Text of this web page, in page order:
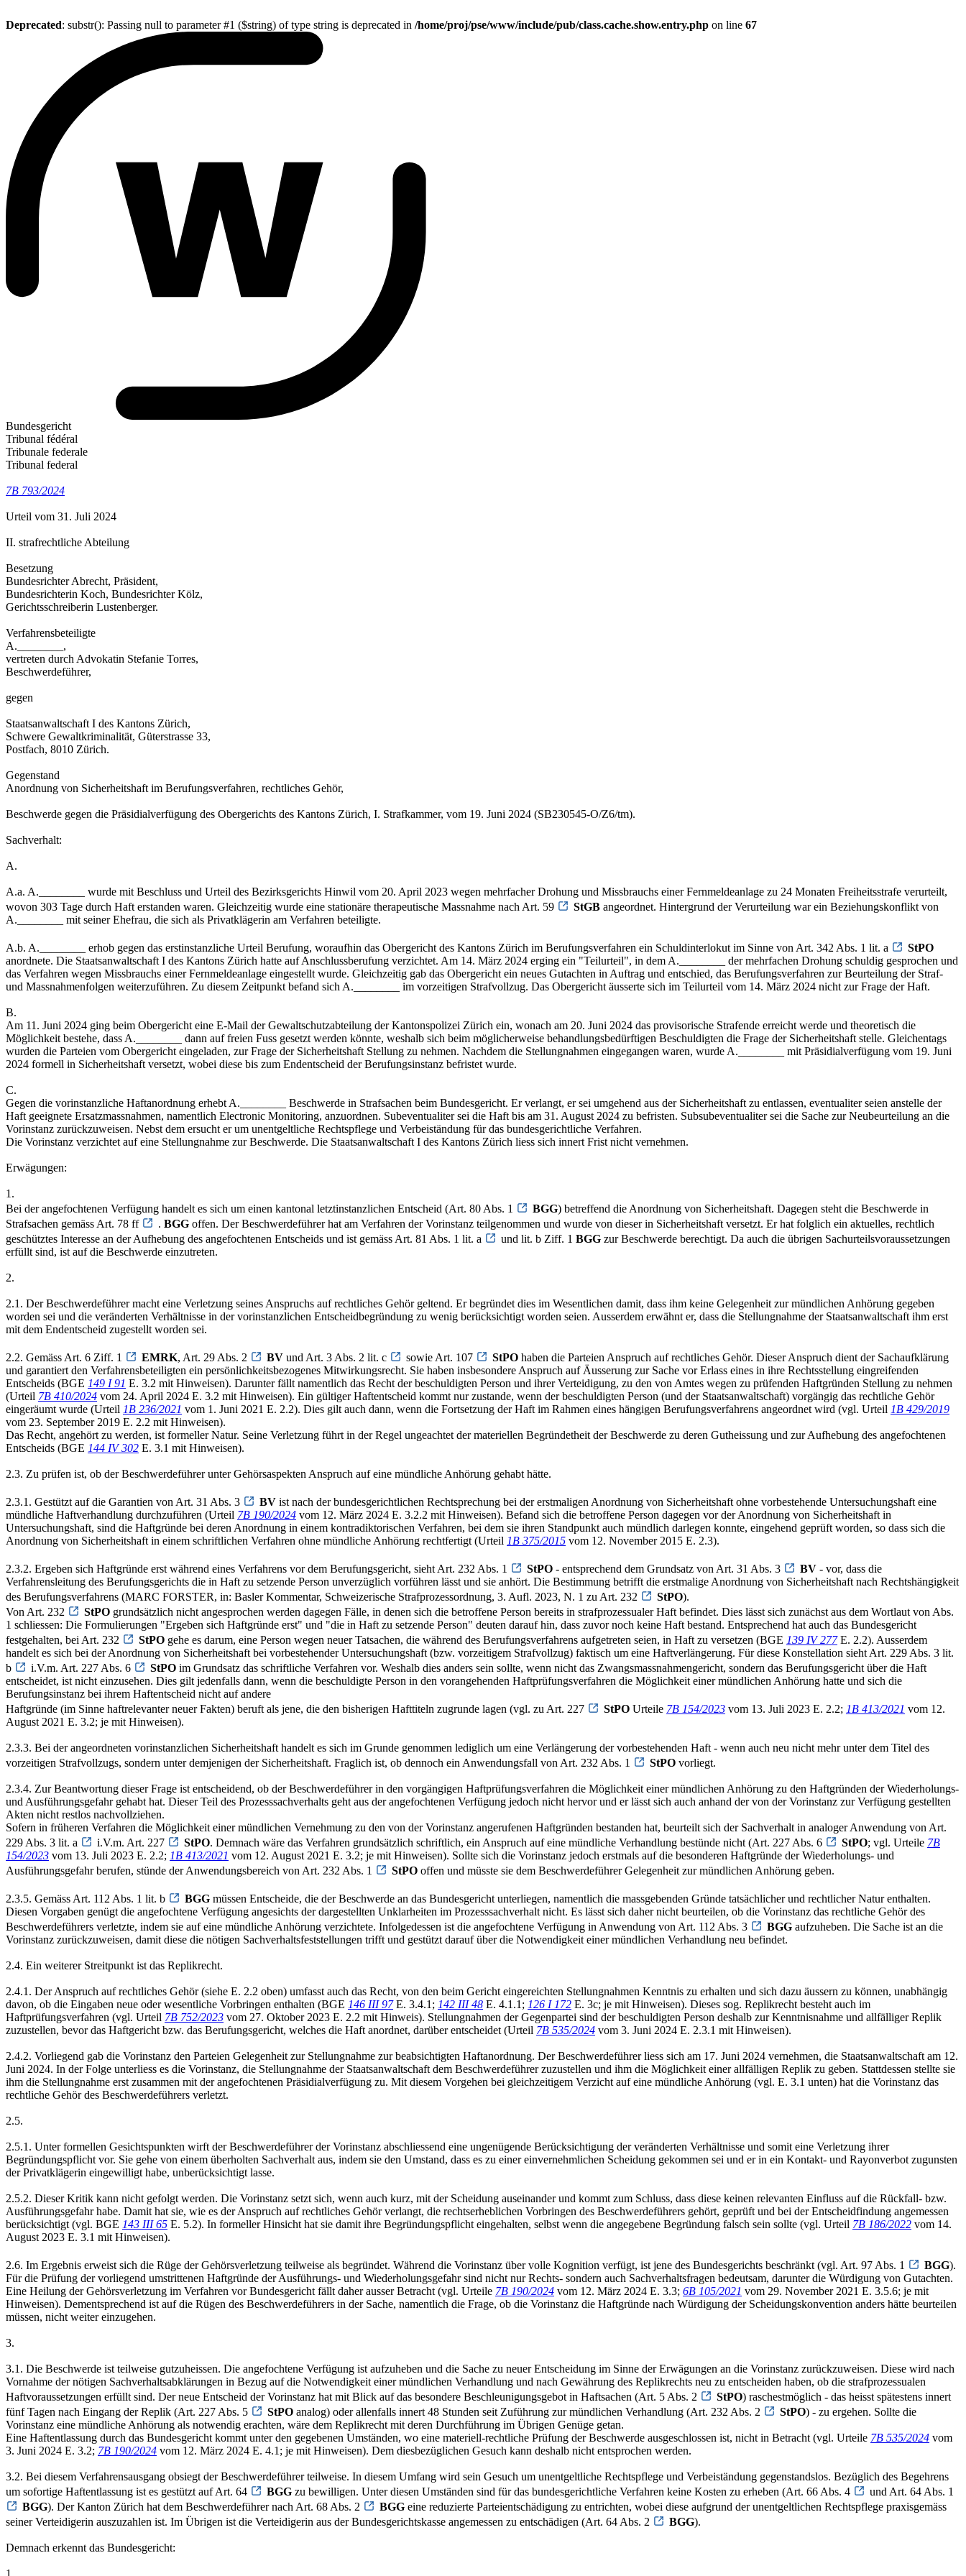
Deprecated: substr(): Passing null to parameter #1 ($string) of type string is deprecated in /home/proj/pse/www/include/pub/class.cache.show.entry.php on line 67
Bundesgericht
Tribunal fédéral
Tribunale federale
Tribunal federal
7B 793/2024
Urteil vom 31. Juli 2024
II. strafrechtliche Abteilung
Besetzung
Bundesrichter Abrecht, Präsident,
Bundesrichterin Koch, Bundesrichter Kölz,
Gerichtsschreiberin Lustenberger.
Verfahrensbeteiligte
A.________,
vertreten durch Advokatin Stefanie Torres,
Beschwerdeführer,
gegen
Staatsanwaltschaft I des Kantons Zürich,
Schwere Gewaltkriminalität, Güterstrasse 33,
Postfach, 8010 Zürich.
Gegenstand
Anordnung von Sicherheitshaft im Berufungsverfahren, rechtliches Gehör,
Beschwerde gegen die Präsidialverfügung des Obergerichts des Kantons Zürich, I. Strafkammer, vom 19. Juni 2024 (SB230545-O/Z6/tm).
Sachverhalt:
A.
A.a. A.________ wurde mit Beschluss und Urteil des Bezirksgerichts Hinwil vom 20. April 2023 wegen mehrfacher Drohung und Missbrauchs einer Fernmeldeanlage zu 24 Monaten Freiheitsstrafe verurteilt,
wovon 303 Tage durch Haft erstanden waren. Gleichzeitig wurde eine stationäre therapeutische Massnahme nach Art. 59
StGB angeordnet. Hintergrund der Verurteilung war ein Beziehungskonflikt von
A.________ mit seiner Ehefrau, die sich als Privatklägerin am Verfahren beteiligte.
A.b. A.________ erhob gegen das erstinstanzliche Urteil Berufung, woraufhin das Obergericht des Kantons Zürich im Berufungsverfahren ein Schuldinterlokut im Sinne von Art. 342 Abs. 1 lit. a
StPO
anordnete. Die Staatsanwaltschaft I des Kantons Zürich hatte auf Anschlussberufung verzichtet. Am 14. März 2024 erging ein "Teilurteil", in dem A.________ der mehrfachen Drohung schuldig gesprochen und
das Verfahren wegen Missbrauchs einer Fernmeldeanlage eingestellt wurde. Gleichzeitig gab das Obergericht ein neues Gutachten in Auftrag und entschied, das Berufungsverfahren zur Beurteilung der Straf-
und Massnahmenfolgen weiterzuführen. Zu diesem Zeitpunkt befand sich A.________ im vorzeitigen Strafvollzug. Das Obergericht äusserte sich im Teilurteil vom 14. März 2024 nicht zur Frage der Haft.
B.
Am 11. Juni 2024 ging beim Obergericht eine E-Mail der Gewaltschutzabteilung der Kantonspolizei Zürich ein, wonach am 20. Juni 2024 das provisorische Strafende erreicht werde und theoretisch die
Möglichkeit bestehe, dass A.________ dann auf freien Fuss gesetzt werden könnte, weshalb sich beim möglicherweise behandlungsbedürftigen Beschuldigten die Frage der Sicherheitshaft stelle. Gleichentags
wurden die Parteien vom Obergericht eingeladen, zur Frage der Sicherheitshaft Stellung zu nehmen. Nachdem die Stellungnahmen eingegangen waren, wurde A.________ mit Präsidialverfügung vom 19. Juni
2024 formell in Sicherheitshaft versetzt, wobei diese bis zum Endentscheid der Berufungsinstanz befristet wurde.
C.
Gegen die vorinstanzliche Haftanordnung erhebt A.________ Beschwerde in Strafsachen beim Bundesgericht. Er verlangt, er sei umgehend aus der Sicherheitshaft zu entlassen, eventualiter seien anstelle der
Haft geeignete Ersatzmassnahmen, namentlich Electronic Monitoring, anzuordnen. Subeventualiter sei die Haft bis am 31. August 2024 zu befristen. Subsubeventualiter sei die Sache zur Neubeurteilung an die
Vorinstanz zurückzuweisen. Nebst dem ersucht er um unentgeltliche Rechtspflege und Verbeiständung für das bundesgerichtliche Verfahren.
Die Vorinstanz verzichtet auf eine Stellungnahme zur Beschwerde. Die Staatsanwaltschaft I des Kantons Zürich liess sich innert Frist nicht vernehmen.
Erwägungen:
1.
Bei der angefochtenen Verfügung handelt es sich um einen kantonal letztinstanzlichen Entscheid (Art. 80 Abs. 1
BGG) betreffend die Anordnung von Sicherheitshaft. Dagegen steht die Beschwerde in
Strafsachen gemäss Art. 78 ff
. BGG offen. Der Beschwerdeführer hat am Verfahren der Vorinstanz teilgenommen und wurde von dieser in Sicherheitshaft versetzt. Er hat folglich ein aktuelles, rechtlich
geschütztes Interesse an der Aufhebung des angefochtenen Entscheids und ist gemäss Art. 81 Abs. 1 lit. a
und lit. b Ziff. 1 BGG zur Beschwerde berechtigt. Da auch die übrigen Sachurteilsvoraussetzungen
erfüllt sind, ist auf die Beschwerde einzutreten.
2.
2.1. Der Beschwerdeführer macht eine Verletzung seines Anspruchs auf rechtliches Gehör geltend. Er begründet dies im Wesentlichen damit, dass ihm keine Gelegenheit zur mündlichen Anhörung gegeben
worden sei und die veränderten Verhältnisse in der vorinstanzlichen Entscheidbegründung zu wenig berücksichtigt worden seien. Ausserdem erwähnt er, dass die Stellungnahme der Staatsanwaltschaft ihm erst
mit dem Endentscheid zugestellt worden sei.
2.2. Gemäss Art. 6 Ziff. 1 EMRK, Art. 29 Abs. 2 BV und Art. 3 Abs. 2 lit. c sowie Art. 107 StPO haben die Parteien Anspruch auf rechtliches Gehör. Dieser Anspruch dient der Sachaufklärung
und garantiert den Verfahrensbeteiligten ein persönlichkeitsbezogenes Mitwirkungsrecht. Sie haben insbesondere Anspruch auf Äusserung zur Sache vor Erlass eines in ihre Rechtsstellung eingreifenden
Entscheids (BGE 149 I 91 E. 3.2 mit Hinweisen). Darunter fällt namentlich das Recht der beschuldigten Person und ihrer Verteidigung, zu den von Amtes wegen zu prüfenden Haftgründen Stellung zu nehmen
(Urteil 7B 410/2024 vom 24. April 2024 E. 3.2 mit Hinweisen). Ein gültiger Haftentscheid kommt nur zustande, wenn der beschuldigten Person (und der Staatsanwaltschaft) vorgängig das rechtliche Gehör
eingeräumt wurde (Urteil 1B 236/2021 vom 1. Juni 2021 E. 2.2). Dies gilt auch dann, wenn die Fortsetzung der Haft im Rahmen eines hängigen Berufungsverfahrens angeordnet wird (vgl. Urteil 1B 429/2019
vom 23. September 2019 E. 2.2 mit Hinweisen).
Das Recht, angehört zu werden, ist formeller Natur. Seine Verletzung führt in der Regel ungeachtet der materiellen Begründetheit der Beschwerde zu deren Gutheissung und zur Aufhebung des angefochtenen
Entscheids (BGE 144 IV 302 E. 3.1 mit Hinweisen).
2.3. Zu prüfen ist, ob der Beschwerdeführer unter Gehörsaspekten Anspruch auf eine mündliche Anhörung gehabt hätte.
2.3.1. Gestützt auf die Garantien von Art. 31 Abs. 3 BV ist nach der bundesgerichtlichen Rechtsprechung bei der erstmaligen Anordnung von Sicherheitshaft ohne vorbestehende Untersuchungshaft eine
mündliche Haftverhandlung durchzuführen (Urteil 7B 190/2024 vom 12. März 2024 E. 3.2.2 mit Hinweisen). Befand sich die betroffene Person dagegen vor der Anordnung von Sicherheitshaft in
Untersuchungshaft, sind die Haftgründe bei deren Anordnung in einem kontradiktorischen Verfahren, bei dem sie ihren Standpunkt auch mündlich darlegen konnte, eingehend geprüft worden, so dass sich die
Anordnung von Sicherheitshaft in einem schriftlichen Verfahren ohne mündliche Anhörung rechtfertigt (Urteil 1B 375/2015 vom 12. November 2015 E. 2.3).
2.3.2. Ergeben sich Haftgründe erst während eines Verfahrens vor dem Berufungsgericht, sieht Art. 232 Abs. 1 StPO - entsprechend dem Grundsatz von Art. 31 Abs. 3 BV - vor, dass die
Verfahrensleitung des Berufungsgerichts die in Haft zu setzende Person unverzüglich vorführen lässt und sie anhört. Die Bestimmung betrifft die erstmalige Anordnung von Sicherheitshaft nach Rechtshängigkeit
des Berufungsverfahrens (MARC FORSTER, in: Basler Kommentar, Schweizerische Strafprozessordnung, 3. Aufl. 2023, N. 1 zu Art. 232
StPO).
Von Art. 232
StPO grundsätzlich nicht angesprochen werden dagegen Fälle, in denen sich die betroffene Person bereits in strafprozessualer Haft befindet. Dies lässt sich zunächst aus dem Wortlaut von Abs.
1 schliessen: Die Formulierungen "Ergeben sich Haftgründe erst" und "die in Haft zu setzende Person" deuten darauf hin, dass zuvor noch keine Haft bestand. Entsprechend hat auch das Bundesgericht
festgehalten, bei Art. 232
StPO gehe es darum, eine Person wegen neuer Tatsachen, die während des Berufungsverfahrens aufgetreten seien, in Haft zu versetzen (BGE 139 IV 277E. 2.2). Ausserdem
handelt es sich bei der Anordnung von Sicherheitshaft bei vorbestehender Untersuchungshaft (bzw. vorzeitigem Strafvollzug) faktisch um eine Haftverlängerung. Für diese Konstellation sieht Art. 229 Abs. 3 lit.
b
i.V.m. Art. 227 Abs. 6 StPO im Grundsatz das schriftliche Verfahren vor. Weshalb dies anders sein sollte, wenn nicht das Zwangsmassnahmengericht, sondern das Berufungsgericht über die Haft
entscheidet, ist nicht einzusehen. Dies gilt jedenfalls dann, wenn die beschuldigte Person in den vorangehenden Haftprüfungsverfahren die Möglichkeit einer mündlichen Anhörung hatte und sich die
Berufungsinstanz bei ihrem Haftentscheid nicht auf andere
Haftgründe (im Sinne haftrelevanter neuer Fakten) beruft als jene, die den bisherigen Hafttiteln zugrunde lagen (vgl. zu Art. 227
StPO Urteile 7B 154/2023 vom 13. Juli 2023 E. 2.2; 1B 413/2021 vom 12.
August 2021 E. 3.2; je mit Hinweisen).
2.3.3. Bei der angeordneten vorinstanzlichen Sicherheitshaft handelt es sich im Grunde genommen lediglich um eine Verlängerung der vorbestehenden Haft - wenn auch neu nicht mehr unter dem Titel des
vorzeitigen Strafvollzugs, sondern unter demjenigen der Sicherheitshaft. Fraglich ist, ob dennoch ein Anwendungsfall von Art. 232 Abs. 1
StPO vorliegt.
2.3.4. Zur Beantwortung dieser Frage ist entscheidend, ob der Beschwerdeführer in den vorgängigen Haftprüfungsverfahren die Möglichkeit einer mündlichen Anhörung zu den Haftgründen der Wiederholungs-
und Ausführungsgefahr gehabt hat. Dieser Teil des Prozesssachverhalts geht aus der angefochtenen Verfügung jedoch nicht hervor und er lässt sich auch anhand der von der Vorinstanz zur Verfügung gestellten
Akten nicht restlos nachvollziehen.
Sofern in früheren Verfahren die Möglichkeit einer mündlichen Vernehmung zu den von der Vorinstanz angerufenen Haftgründen bestanden hat, beurteilt sich der Sachverhalt in analoger Anwendung von Art.
229 Abs. 3 lit. a
i.V.m. Art. 227 StPO. Demnach wäre das Verfahren grundsätzlich schriftlich, ein Anspruch auf eine mündliche Verhandlung bestünde nicht (Art. 227 Abs. 6 StPO; vgl. Urteile 7B
154/2023 vom 13. Juli 2023 E. 2.2; 1B 413/2021 vom 12. August 2021 E. 3.2; je mit Hinweisen). Sollte sich die Vorinstanz jedoch erstmals auf die besonderen Haftgründe der Wiederholungs- und
Ausführungsgefahr berufen, stünde der Anwendungsbereich von Art. 232 Abs. 1
StPO offen und müsste sie dem Beschwerdeführer Gelegenheit zur mündlichen Anhörung geben.
2.3.5. Gemäss Art. 112 Abs. 1 lit. b BGG müssen Entscheide, die der Beschwerde an das Bundesgericht unterliegen, namentlich die massgebenden Gründe tatsächlicher und rechtlicher Natur enthalten.
Diesen Vorgaben genügt die angefochtene Verfügung angesichts der dargestellten Unklarheiten im Prozesssachverhalt nicht. Es lässt sich daher nicht beurteilen, ob die Vorinstanz das rechtliche Gehör des
Beschwerdeführers verletzte, indem sie auf eine mündliche Anhörung verzichtete. Infolgedessen ist die angefochtene Verfügung in Anwendung von Art. 112 Abs. 3
BGG aufzuheben. Die Sache ist an die
Vorinstanz zurückzuweisen, damit diese die nötigen Sachverhaltsfeststellungen trifft und gestützt darauf über die Notwendigkeit einer mündlichen Verhandlung neu befindet.
2.4. Ein weiterer Streitpunkt ist das Replikrecht.
2.4.1. Der Anspruch auf rechtliches Gehör (siehe E. 2.2 oben) umfasst auch das Recht, von den beim Gericht eingereichten Stellungnahmen Kenntnis zu erhalten und sich dazu äussern zu können, unabhängig
davon, ob die Eingaben neue oder wesentliche Vorbringen enthalten (BGE 146 III 97E. 3.4.1; 142 III 48 E. 4.1.1; 126 I 172 E. 3c; je mit Hinweisen). Dieses sog. Replikrecht besteht auch im
Haftprüfungsverfahren (vgl. Urteil 7B 752/2023 vom 27. Oktober 2023 E. 2.2 mit Hinweis). Stellungnahmen der Gegenpartei sind der beschuldigten Person deshalb zur Kenntnisnahme und allfälliger Replik
zuzustellen, bevor das Haftgericht bzw. das Berufungsgericht, welches die Haft anordnet, darüber entscheidet (Urteil 7B 535/2024 vom 3. Juni 2024 E. 2.3.1 mit Hinweisen).
2.4.2. Vorliegend gab die Vorinstanz den Parteien Gelegenheit zur Stellungnahme zur beabsichtigten Haftanordnung. Der Beschwerdeführer liess sich am 17. Juni 2024 vernehmen, die Staatsanwaltschaft am 12.
Juni 2024. In der Folge unterliess es die Vorinstanz, die Stellungnahme der Staatsanwaltschaft dem Beschwerdeführer zuzustellen und ihm die Möglichkeit einer allfälligen Replik zu geben. Stattdessen stellte sie
ihm die Stellungnahme erst zusammen mit der angefochtenen Präsidialverfügung zu. Mit diesem Vorgehen bei gleichzeitigem Verzicht auf eine mündliche Anhörung (vgl. E. 3.1 unten) hat die Vorinstanz das
rechtliche Gehör des Beschwerdeführers verletzt.
2.5.
2.5.1. Unter formellen Gesichtspunkten wirft der Beschwerdeführer der Vorinstanz abschliessend eine ungenügende Berücksichtigung der veränderten Verhältnisse und somit eine Verletzung ihrer
Begründungspflicht vor. Sie gehe von einem überholten Sachverhalt aus, indem sie den Umstand, dass es zu einer einvernehmlichen Scheidung gekommen sei und er in ein Kontakt- und Rayonverbot zugunsten
der Privatklägerin eingewilligt habe, unberücksichtigt lasse.
2.5.2. Dieser Kritik kann nicht gefolgt werden. Die Vorinstanz setzt sich, wenn auch kurz, mit der Scheidung auseinander und kommt zum Schluss, dass diese keinen relevanten Einfluss auf die Rückfall- bzw.
Ausführungsgefahr habe. Damit hat sie, wie es der Anspruch auf rechtliches Gehör verlangt, die rechtserheblichen Vorbringen des Beschwerdeführers gehört, geprüft und bei der Entscheidfindung angemessen
berücksichtigt (vgl. BGE 143 III 65 E. 5.2). In formeller Hinsicht hat sie damit ihre Begründungspflicht eingehalten, selbst wenn die angegebene Begründung falsch sein sollte (vgl. Urteil 7B 186/2022 vom 14.
August 2023 E. 3.1 mit Hinweisen).
2.6. Im Ergebnis erweist sich die Rüge der Gehörsverletzung teilweise als begründet. Während die Vorinstanz über volle Kognition verfügt, ist jene des Bundesgerichts beschränkt (vgl. Art. 97 Abs. 1 BGG).
Für die Prüfung der vorliegend umstrittenen Haftgründe der Ausführungs- und Wiederholungsgefahr sind nicht nur Rechts- sondern auch Sachverhaltsfragen bedeutsam, darunter die Würdigung von Gutachten.
Eine Heilung der Gehörsverletzung im Verfahren vor Bundesgericht fällt daher ausser Betracht (vgl. Urteile 7B 190/2024 vom 12. März 2024 E. 3.3; 6B 105/2021 vom 29. November 2021 E. 3.5.6; je mit
Hinweisen). Dementsprechend ist auf die Rügen des Beschwerdeführers in der Sache, namentlich die Frage, ob die Vorinstanz die Haftgründe nach Würdigung der Scheidungskonvention anders hätte beurteilen
müssen, nicht weiter einzugehen.
3.
3.1. Die Beschwerde ist teilweise gutzuheissen. Die angefochtene Verfügung ist aufzuheben und die Sache zu neuer Entscheidung im Sinne der Erwägungen an die Vorinstanz zurückzuweisen. Diese wird nach
Vornahme der nötigen Sachverhaltsabklärungen in Bezug auf die Notwendigkeit einer mündlichen Verhandlung und nach Gewährung des Replikrechts neu zu entscheiden haben, ob die strafprozessualen
Haftvoraussetzungen erfüllt sind. Der neue Entscheid der Vorinstanz hat mit Blick auf das besondere Beschleunigungsgebot in Haftsachen (Art. 5 Abs. 2
StPO) raschestmöglich - das heisst spätestens innert
fünf Tagen nach Eingang der Replik (Art. 227 Abs. 5
StPO analog) oder allenfalls innert 48 Stunden seit Zuführung zur mündlichen Verhandlung (Art. 232 Abs. 2 StPO) - zu ergehen. Sollte die
Vorinstanz eine mündliche Anhörung als notwendig erachten, wäre dem Replikrecht mit deren Durchführung im Übrigen Genüge getan.
Eine Haftentlassung durch das Bundesgericht kommt unter den gegebenen Umständen, wo eine materiell-rechtliche Prüfung der Beschwerde ausgeschlossen ist, nicht in Betracht (vgl. Urteile 7B 535/2024 vom
3. Juni 2024 E. 3.2; 7B 190/2024 vom 12. März 2024 E. 4.1; je mit Hinweisen). Dem diesbezüglichen Gesuch kann deshalb nicht entsprochen werden.
3.2. Bei diesem Verfahrensausgang obsiegt der Beschwerdeführer teilweise. In diesem Umfang wird sein Gesuch um unentgeltliche Rechtspflege und Verbeiständung gegenstandslos. Bezüglich des Begehrens
um sofortige Haftentlassung ist es gestützt auf Art. 64
BGG zu bewilligen. Unter diesen Umständen sind für das bundesgerichtliche Verfahren keine Kosten zu erheben (Art. 66 Abs. 4
und Art. 64 Abs. 1
BGG). Der Kanton Zürich hat dem Beschwerdeführer nach Art. 68 Abs. 2 BGG eine reduzierte Parteientschädigung zu entrichten, wobei diese aufgrund der unentgeltlichen Rechtspflege praxisgemäss
seiner Verteidigerin auszuzahlen ist. Im Übrigen ist die Verteidigerin aus der Bundesgerichtskasse angemessen zu entschädigen (Art. 64 Abs. 2
BGG).
Demnach erkennt das Bundesgericht: